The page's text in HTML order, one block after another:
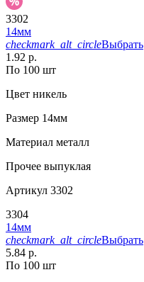
3302
14мм
checkmark_alt_circleВыбрать
1.92 р.
По 100 шт
Цвет никель
Размер 14мм
Материал металл
Прочее выпуклая
Артикул 3302
3304
14мм
checkmark_alt_circleВыбрать
5.84 р.
По 100 шт